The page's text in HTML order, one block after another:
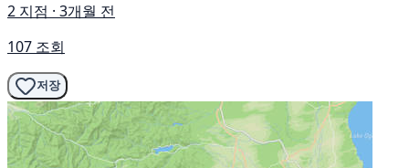
2 지점 · 3개월 전
107 조회
저장